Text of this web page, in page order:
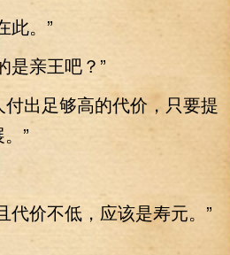
。”
亲王吧？”
出足够高的代价，只要提
”
价不低，应该是寿元。”